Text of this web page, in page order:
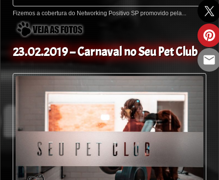
Fizemos a cobertura do Networking Positivo SP promovido pela...
23.02.2019 – Carnaval no Seu Pet Club